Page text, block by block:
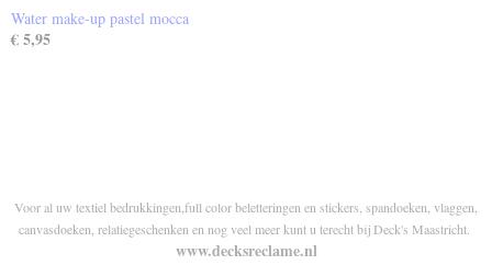
Water make-up pastel mocca
€ 5,95
Voor al uw textiel bedrukkingen,full color beletteringen en stickers, spandoeken, vlaggen,
canvasdoeken, relatiegeschenken en nog veel meer kunt u terecht bij Deck's Maastricht.
www.decksreclame.nl